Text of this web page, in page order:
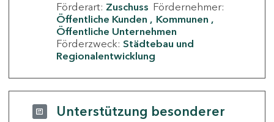
Förderart: Zuschuss Fördernehmer:
Öffentliche Kunden
Kommunen
Öffentliche Unternehmen
Förderzweck: Städtebau und
Regionalentwicklung
Unterstützung besonderer